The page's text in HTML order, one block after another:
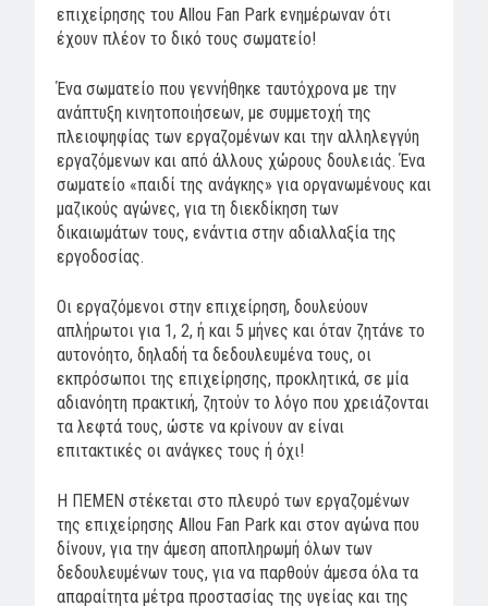
επιχείρησης του Allou Fan Park ενημέρωναν ότι
έχουν πλέον το δικό τους σωματείο!
Ένα σωματείο που γεννήθηκε ταυτόχρονα με την
ανάπτυξη κινητοποιήσεων, με συμμετοχή της
πλειοψηφίας των εργαζομένων και την αλληλεγγύη
εργαζόμενων και από άλλους χώρους δουλειάς. Ένα
σωματείο «παιδί της ανάγκης» για οργανωμένους και
μαζικούς αγώνες, για τη διεκδίκηση των
δικαιωμάτων τους, ενάντια στην αδιαλλαξία της
εργοδοσίας.
Οι εργαζόμενοι στην επιχείρηση, δουλεύουν
απλήρωτοι για 1, 2, ή και 5 μήνες και όταν ζητάνε το
αυτονόητο, δηλαδή τα δεδουλευμένα τους, οι
εκπρόσωποι της επιχείρησης, προκλητικά, σε μία
αδιανόητη πρακτική, ζητούν το λόγο που χρειάζονται
τα λεφτά τους, ώστε να κρίνουν αν είναι
επιτακτικές οι ανάγκες τους ή όχι!
Η ΠΕΜΕΝ στέκεται στο πλευρό των εργαζομένων
της επιχείρησης Allou Fan Park και στον αγώνα που
δίνουν, για την άμεση αποπληρωμή όλων των
δεδουλευμένων τους, για να παρθούν άμεσα όλα τα
απαραίτητα μέτρα προστασίας της υγείας και της